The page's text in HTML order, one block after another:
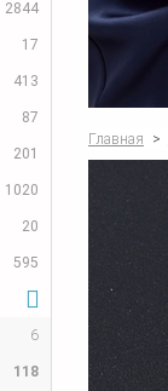
2844
17
413
87
201
1020
20
595
6
118
Главная >